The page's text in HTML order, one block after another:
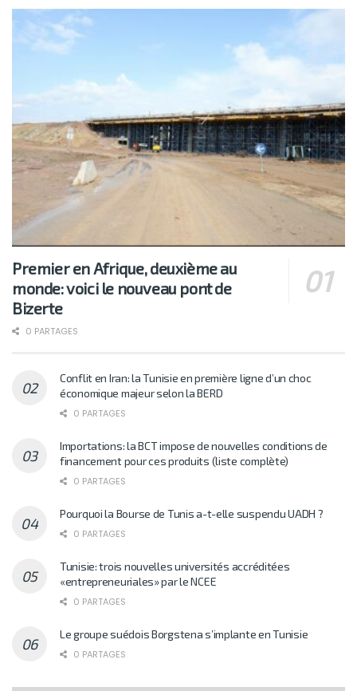
Premier en Afrique, deuxième au
monde: voici le nouveau pont de
Bizerte
0 PARTAGES
Conflit en Iran: la Tunisie en première ligne d’un choc
économique majeur selon la BERD
0 PARTAGES
Importations: la BCT impose de nouvelles conditions de
financement pour ces produits (liste complète)
0 PARTAGES
Pourquoi la Bourse de Tunis a-t-elle suspendu UADH ?
0 PARTAGES
Tunisie: trois nouvelles universités accréditées
«entrepreneuriales» par le NCEE
0 PARTAGES
Le groupe suédois Borgstena s’implante en Tunisie
0 PARTAGES